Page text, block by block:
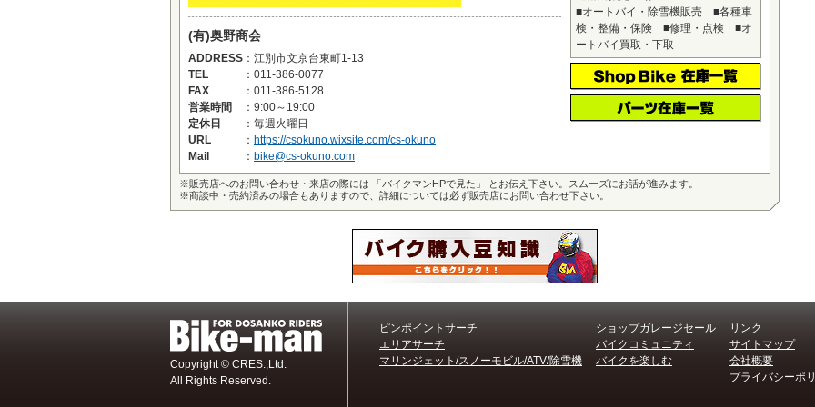
(有)奥野商会
ADDRESS ： 江別市文京台東町1-13
TEL
： 011-386-0077
FAX
： 011-386-5128
営業時間
： 9:00～19:00
定休日
： 毎週火曜日
URL
： https://csokuno.wixsite.com/cs-okuno
Mail
： bike@cs-okuno.com
■オートバイ・除雪機販売 ■各種車
検・整備・保険 ■修理・点検 ■オ
ートバイ買取・下取
※販売店へのお問い合わせ・来店の際には 「バイクマンHPで見た」 とお伝え下さい。スムーズにお話が進みます。
※商談中・売約済みの場合もありますので、詳細については必ず販売店にお問い合わせ下さい。
Copyright © CRES.,Ltd.
All Rights Reserved.
ピンポイントサーチ
エリアサーチ
マリンジェット/スノーモビル/ATV/除雪機
ショップガレージセール
バイクコミュニティ
バイクを楽しむ
リンク
サイトマップ
会社概要
プライバシーポ